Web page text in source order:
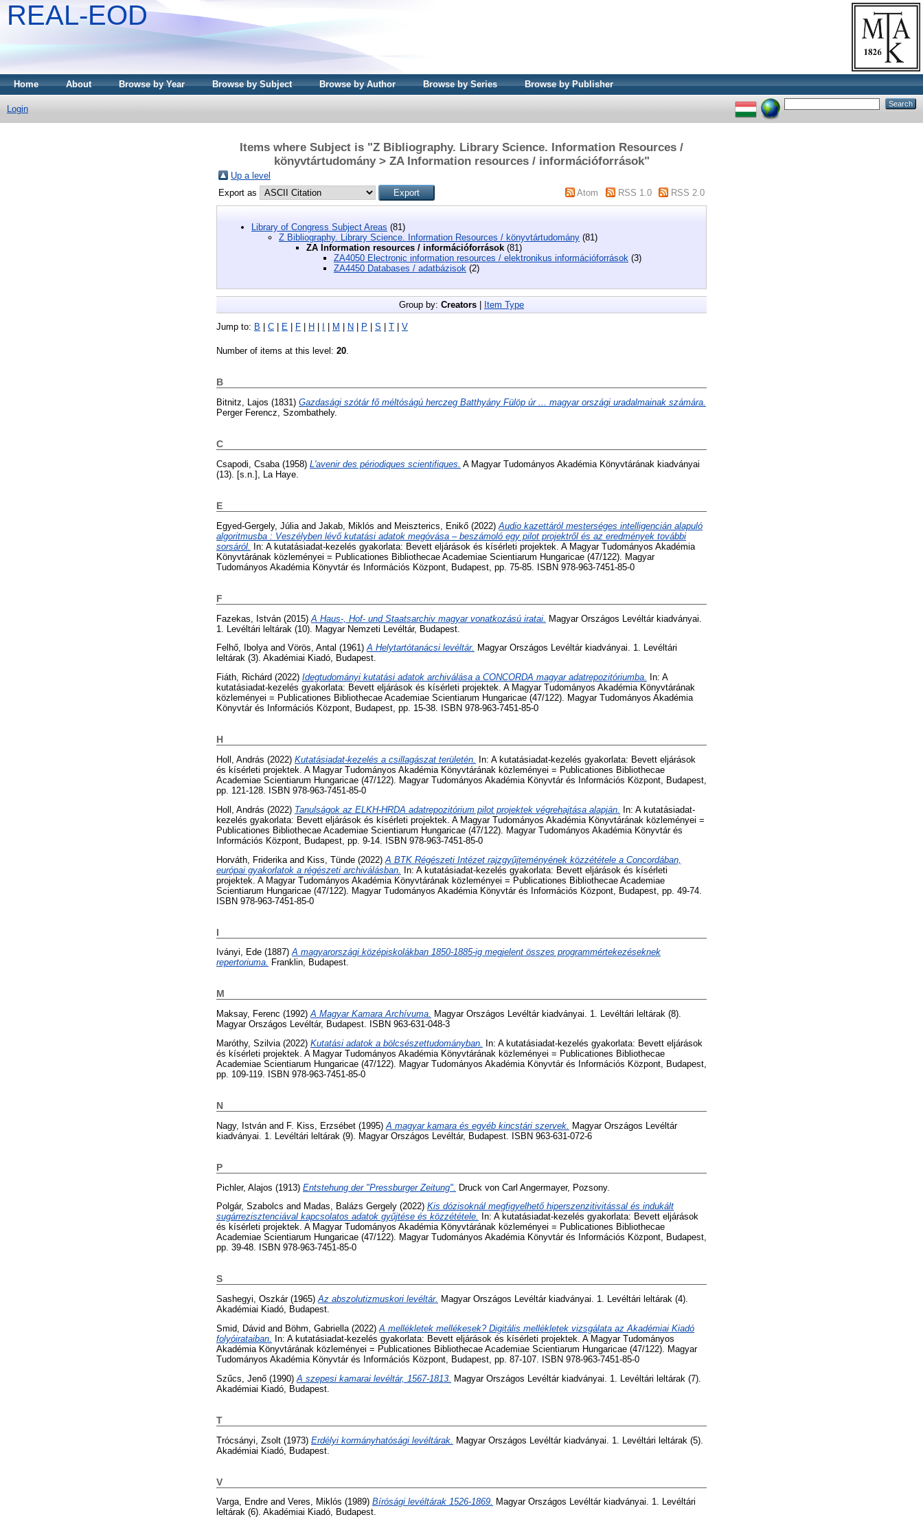
REAL-EOD
Home About Browse by Year Browse by Subject Browse by Author Browse by Series Browse by Publisher
Login
Items where Subject is "Z Bibliography. Library Science. Information Resources /
könyvtártudomány > ZA Information resources / információforrások"
Up a level
Export as
Atom RSS 1.0 RSS 2.0
Library of Congress Subject Areas (81)
Z Bibliography. Library Science. Information Resources / könyvtártudomány (81)
ZA Information resources / információforrások (81)
ZA4050 Electronic information resources / elektronikus információforrások (3)
ZA4450 Databases / adatbázisok (2)
Group by: Creators Item Type
Jump to: B C E F H M N P S T V
Number of items at this level: 20.
B
Bitnitz, Lajos (1831) Gazdasági szótár fő méltóságú herczeg Batthyány Fülöp úr ... magyar országi uradalmainak számára.
Perger Ferencz, Szombathely.
C
Csapodi, Csaba (1958) L'avenir des périodiques scientifiques. A Magyar Tudományos Akadémia Könyvtárának kiadványai
(13). [s.n.], La Haye.
E
Egyed-Gergely, Júlia and Jakab, Miklós and Meiszterics, Enikő (2022) Audio kazettáról mesterséges intelligencián alapuló
algoritmusba : Veszélyben lévő kutatási adatok megóvása – beszámoló egy pilot projektről és az eredmények további
sorsáról.
In: A kutatásiadat-kezelés gyakorlata: Bevett eljárások és kísérleti projektek. A Magyar Tudományos Akadémia
Könyvtárának közleményei = Publicationes Bibliothecae Academiae Scientiarum Hungaricae (47/122). Magyar
Tudományos Akadémia Könyvtár és Információs Központ, Budapest, pp. 75-85. ISBN 978-963-7451-85-0
F
Fazekas, István (2015) A Haus-, Hof- und Staatsarchiv magyar vonatkozású iratai. Magyar Országos Levéltár kiadványai.
1. Levéltári leltárak (10). Magyar Nemzeti Levéltár, Budapest.
Felhő, Ibolyaand Vörös, Antal (1961)A Helytartótanácsi levéltár. Magyar Országos Levéltár kiadványai. 1. Levéltári
leltárak (3). Akadémiai Kiadó, Budapest.
Fiáth, Richárd (2022) Idegtudományi kutatási adatok archiválása a CONCORDA magyar adatrepozitóriumba.
In: A
kutatásiadat-kezelés gyakorlata: Bevett eljárások és kísérleti projektek. A Magyar Tudományos Akadémia Könyvtárának
közleményei = Publicationes Bibliothecae Academiae Scientiarum Hungaricae (47/122). Magyar Tudományos Akadémia
Könyvtár és Információs Központ, Budapest, pp. 15-38. ISBN 978-963-7451-85-0
H
Holl, András (2022) Kutatásiadat-kezelés a csillagászat területén.
In: A kutatásiadat-kezelés gyakorlata: Bevett eljárások
és kísérleti projektek. A Magyar Tudományos Akadémia Könyvtárának közleményei = Publicationes Bibliothecae
Academiae Scientiarum Hungaricae (47/122). Magyar Tudományos Akadémia Könyvtár és Információs Központ, Budapest,
pp. 121-128. ISBN 978-963-7451-85-0
Holl, András (2022) Tanulságok az ELKH-HRDA adatrepozitórium pilot projektek végrehajtása alapján.
In: A kutatásiadat-
kezelés gyakorlata: Bevett eljárások és kísérleti projektek. A Magyar Tudományos Akadémia Könyvtárának közleményei =
Publicationes Bibliothecae Academiae Scientiarum Hungaricae (47/122). Magyar Tudományos Akadémia Könyvtár és
Információs Központ, Budapest, pp. 9-14. ISBN 978-963-7451-85-0
Horváth, Friderika and Kiss, Tünde (2022) A BTK Régészeti Intézet rajzgyűjteményének közzététele a Concordában,
európai gyakorlatok a régészeti archiválásban. In: A kutatásiadat-kezelés gyakorlata: Bevett eljárások és kísérleti
projektek. A Magyar Tudományos Akadémia Könyvtárának közleményei = Publicationes Bibliothecae Academiae
Scientiarum Hungaricae (47/122). Magyar Tudományos Akadémia Könyvtár és Információs Központ, Budapest, pp. 49-74.
ISBN 978-963-7451-85-0
I
Iványi, Ede (1887)A magyarországi középiskolákban 1850-1885-ig megjelent összes programmértekezéseknek
repertoriuma. Franklin, Budapest.
M
Maksay, Ferenc (1992)A Magyar Kamara Archívuma. Magyar Országos Levéltár kiadványai. 1. Levéltári leltárak (8).
Magyar Országos Levéltár, Budapest. ISBN 963-631-048-3
Maróthy, Szilvia (2022) Kutatási adatok a bölcsészettudományban.
In: A kutatásiadat-kezelés gyakorlata: Bevett eljárások
és kísérleti projektek. A Magyar Tudományos Akadémia Könyvtárának közleményei = Publicationes Bibliothecae
Academiae Scientiarum Hungaricae (47/122). Magyar Tudományos Akadémia Könyvtár és Információs Központ, Budapest,
pp. 109-119. ISBN 978-963-7451-85-0
N
Nagy, István and F. Kiss, Erzsébet (1995) A magyar kamara és egyéb kincstári szervek.
Magyar Országos Levéltár
kiadványai. 1. Levéltári leltárak (9). Magyar Országos Levéltár, Budapest. ISBN 963-631-072-6
P
Pichler, Alajos (1913) Entstehung der "Pressburger Zeitung". Druck von Carl Angermayer, Pozsony.
Polgár, Szabolcs and Madas, Balázs Gergely (2022) Kis dózisoknál megfigyelhető hiperszenzitivitással és indukált
sugárrezisztenciával kapcsolatos adatok gyűjtése és közzététele.
In: A kutatásiadat-kezelés gyakorlata: Bevett eljárások
és kísérleti projektek. A Magyar Tudományos Akadémia Könyvtárának közleményei = Publicationes Bibliothecae
Academiae Scientiarum Hungaricae (47/122). Magyar Tudományos Akadémia Könyvtár és Információs Központ, Budapest,
pp. 39-48. ISBN 978-963-7451-85-0
S
Sashegyi, Oszkár(1965)Az abszolutizmuskori levéltár. Magyar Országos Levéltár kiadványai. 1. Levéltári leltárak (4).
Akadémiai Kiadó, Budapest.
Smid, Dávid and Böhm, Gabriella (2022) A mellékletek mellékesek? Digitális mellékletek vizsgálata az Akadémiai Kiadó
folyóirataiban.
In: A kutatásiadat-kezelés gyakorlata: Bevett eljárások és kísérleti projektek. A Magyar Tudományos
Akadémia Könyvtárának közleményei = Publicationes Bibliothecae Academiae Scientiarum Hungaricae (47/122). Magyar
Tudományos Akadémia Könyvtár és Információs Központ, Budapest, pp. 87-107. ISBN 978-963-7451-85-0
Szűcs, Jenő (1990) A szepesi kamarai levéltár, 1567-1813. Magyar Országos Levéltár kiadványai. 1. Levéltári leltárak (7).
Akadémiai Kiadó, Budapest.
T
Trócsányi, Zsolt (1973) Erdélyi kormányhatósági levéltárak. Magyar Országos Levéltár kiadványai. 1. Levéltári leltárak (5).
Akadémiai Kiadó, Budapest.
V
Varga, Endre and Veres, Miklós (1989) Bírósági levéltárak 1526-1869. Magyar Országos Levéltár kiadványai. 1. Levéltári
leltárak (6). Akadémiai Kiadó, Budapest.